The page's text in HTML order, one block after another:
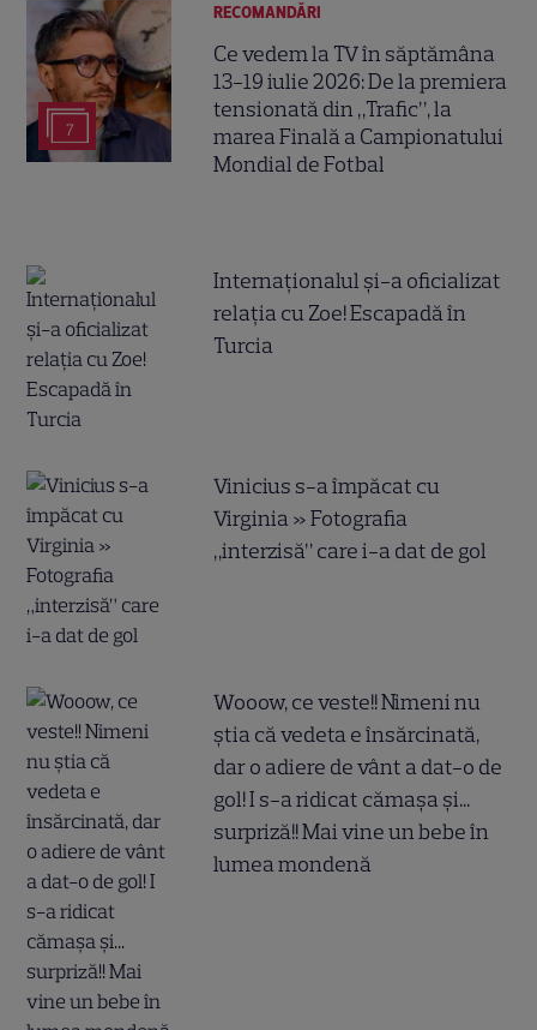
7
RECOMANDĂRI
Ce vedem la TV în săptămâna
13-19 iulie 2026: De la premiera
tensionată din „Trafic”, la
marea Finală a Campionatului
Mondial de Fotbal
Internaționalul şi-a oficializat
relaţia cu Zoe! Escapadă în
Turcia
Vinicius s-a împăcat cu
Virginia » Fotografia
„interzisă” care i-a dat de gol
Wooow, ce veste!! Nimeni nu
știa că vedeta e însărcinată,
dar o adiere de vânt a dat-o de
gol! I s-a ridicat cămașa și...
surpriză!! Mai vine un bebe în
lumea mondenă